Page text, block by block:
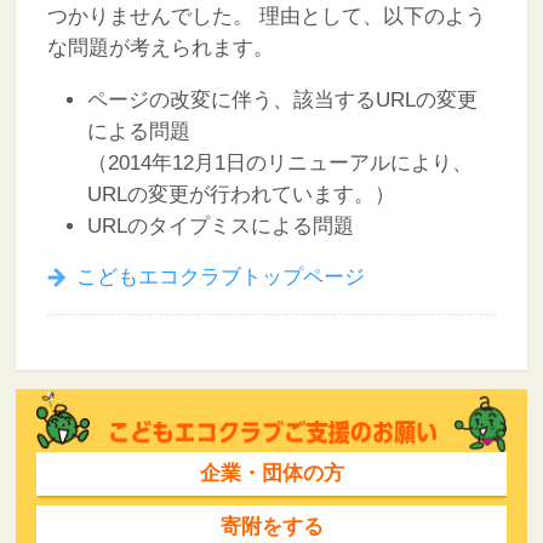
つかりませんでした。
理由として、以下のよう
な問題が考えられます。
ページの改変に伴う、該当するURLの変更
による問題
（2014年12月1日のリニューアルにより、
URLの変更が行われています。）
URLのタイプミスによる問題
こどもエコクラブトップページ
企業・団体の方
寄附をする